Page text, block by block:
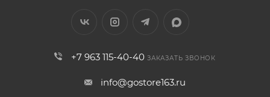
+7 963 115-40-40 ЗАКАЗАТЬ ЗВОНОК
info@gostore163.ru